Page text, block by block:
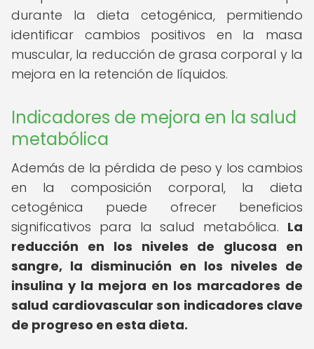
durante la dieta cetogénica, permitiendo
identificar cambios positivos en la masa
muscular, la reducción de grasa corporal y la
mejora en la retención de líquidos.
Indicadores de mejora en la salud
metabólica
Además de la pérdida de peso y los cambios
en la composición corporal, la dieta
cetogénica puede ofrecer beneficios
significativos para la salud metabólica. La
reducción en los niveles de glucosa en
sangre, la disminución en los niveles de
insulina y la mejora en los marcadores de
salud cardiovascular son indicadores clave
de progreso en esta dieta.